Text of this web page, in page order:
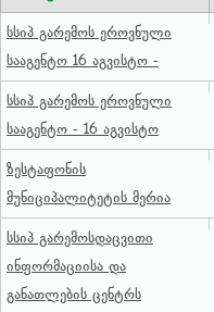
სსიპ გარემოს ეროვნული
სააგენტო 16 აგვისტო -
სსიპ გარემოს ეროვნული
სააგენტო - 16 აგვისტო
ზესტაფონის
მუნიციპალიტეტის მერია
სსიპ გარემოსდაცვითი
ინფორმაციისა და
განათლების ცენტრს